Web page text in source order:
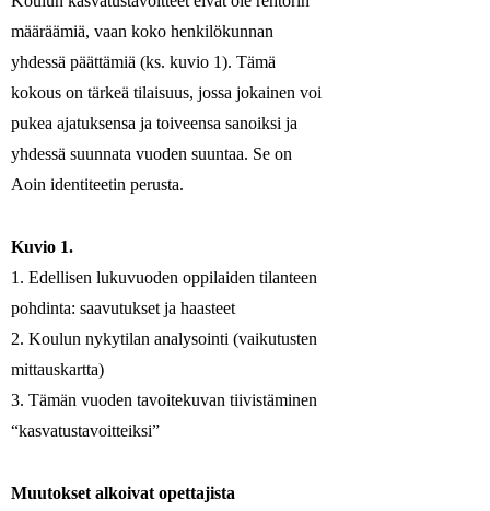
määräämiä, vaan koko henkilökunnan
yhdessä päättämiä (ks. kuvio 1). Tämä
kokous on tärkeä tilaisuus, jossa jokainen voi
pukea ajatuksensa ja toiveensa sanoiksi ja
yhdessä suunnata vuoden suuntaa. Se on
Aoin identiteetin perusta.
Kuvio 1.
1. Edellisen lukuvuoden oppilaiden tilanteen
pohdinta: saavutukset ja haasteet
2. Koulun nykytilan analysointi (vaikutusten
mittauskartta)
3. Tämän vuoden tavoitekuvan tiivistäminen
“kasvatustavoitteiksi”
Muutokset alkoivat opettajista